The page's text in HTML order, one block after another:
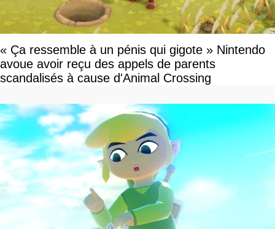
« Ça ressemble à un pénis qui gigote » Nintendo
avoue avoir reçu des appels de parents
scandalisés à cause d'Animal Crossing